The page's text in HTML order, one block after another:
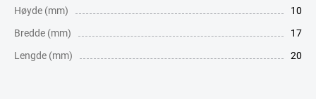
Høyde (mm)
10
Bredde (mm)
17
Lengde (mm)
20